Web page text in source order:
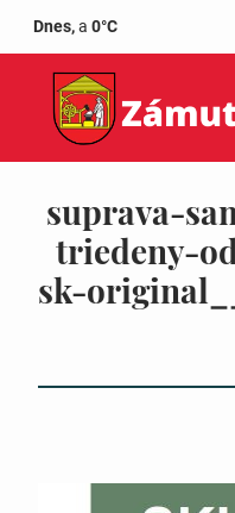
Dnes,a 0°C
suprava-
triedeny-
sk-